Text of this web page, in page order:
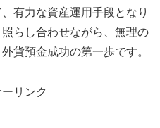
有力な資産運用手段となり
らし合わせながら、無理の
貨預金成功の第一歩です。
リンク